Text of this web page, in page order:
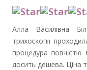
Алла Василівна
трихоскопії
процедура
досить дешева. Ціна